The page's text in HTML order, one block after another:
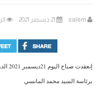
salem 21 ديسمبر 2021
برئاسة السيد محمد المانسي